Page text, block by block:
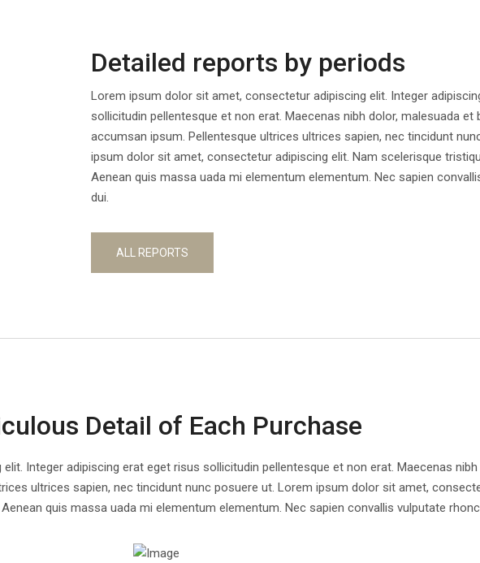
Detailed reports by periods
Lorem ipsum dolor sit amet, consectetur adipiscing elit. Integer
sollicitudin pellentesque et non erat. Maecenas nibh dolor, malesuada et
accumsan ipsum. Pellentesque ultrices ultrices sapien, nec tincidunt
ipsum dolor sit amet, consectetur adipiscing elit. Nam scelerisque
Aenean quis massa uada mi elementum elementum. Nec sapien
dui.
ALL REPORTS
Detail of Each Purchase
Integer adipiscing erat eget risus sollicitudin pellentesque et non erat. Maecenas
ultrices sapien, nec tincidunt nunc posuere ut. Lorem ipsum dolor sit amet,
quis massa uada mi elementum elementum. Nec sapien convallis vulputate